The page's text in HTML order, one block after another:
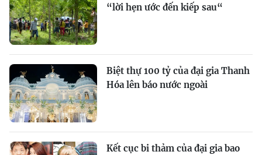
“lời hẹn ước đến kiếp sau“
Biệt thự 100 tỷ của đại gia Thanh
Hóa lên báo nước ngoài
Kết cục bi thảm của đại gia bao